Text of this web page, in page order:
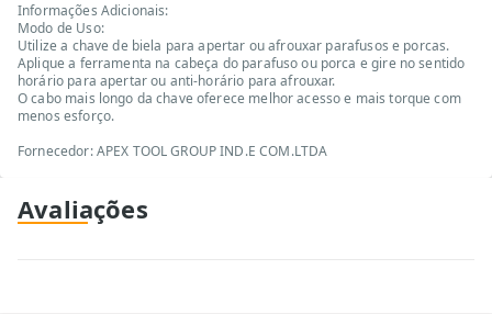
Informações Adicionais:
Modo de Uso:
Utilize a chave de biela para apertar ou afrouxar parafusos e porcas.
Aplique a ferramenta na cabeça do parafuso ou porca e gire no sentido
horário para apertar ou anti-horário para afrouxar.
O cabo mais longo da chave oferece melhor acesso e mais torque com
menos esforço.
Fornecedor: APEX TOOL GROUP IND.E COM.LTDA
Avaliações